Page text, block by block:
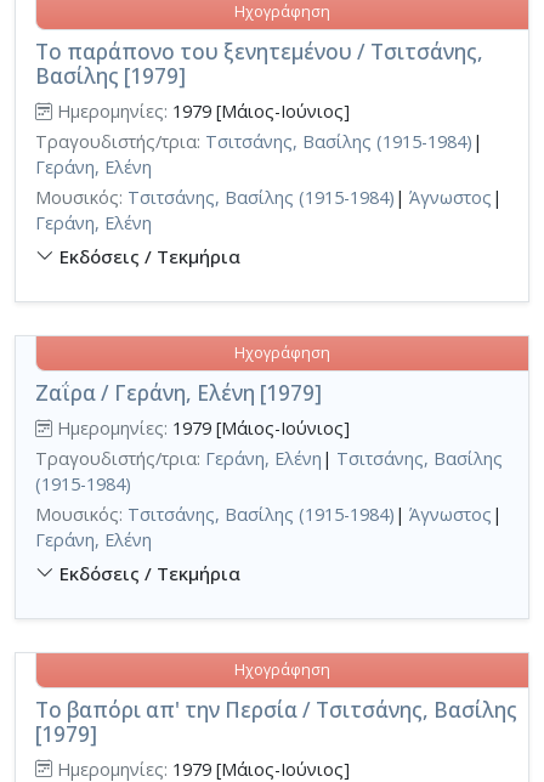
Το παράπονο του ξενητεμένου / Τσιτσάνης,
Βασίλης [1979]
Ηχογράφηση
Ημερομηνίες: 1979 [Μάιος-Ιούνιος]
Τραγουδιστής/τρια: Τσιτσάνης, Βασίλης (1915-1984) |
Γεράνη, Ελένη
Μουσικός: Τσιτσάνης, Βασίλης (1915-1984) | Άγνωστος |
Γεράνη, Ελένη
Εκδόσεις / Τεκμήρια
Ζαΐρα / Γεράνη, Ελένη [1979]
Ηχογράφηση
Ημερομηνίες: 1979 [Μάιος-Ιούνιος]
Τραγουδιστής/τρια: Γεράνη, Ελένη | Τσιτσάνης, Βασίλης
(1915-1984)
Μουσικός: Τσιτσάνης, Βασίλης (1915-1984) | Άγνωστος |
Γεράνη, Ελένη
Εκδόσεις / Τεκμήρια
Το βαπόρι απ' την Περσία / Τσιτσάνης, Βασίλης
[1979]
Ηχογράφηση
Ημερομηνίες: 1979 [Μάιος-Ιούνιος]